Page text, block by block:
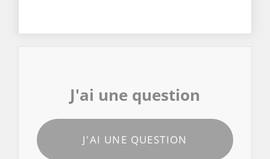
J'ai une question
J'AI UNE QUESTION